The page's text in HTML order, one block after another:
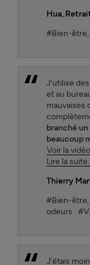
Hua,
#Bien-être,
J'utilise des
et au
mauvaises
branché
beaucoup
Voir la vidéo
Lire la
Thierry
#Bien-être,
odeurs
J'étais